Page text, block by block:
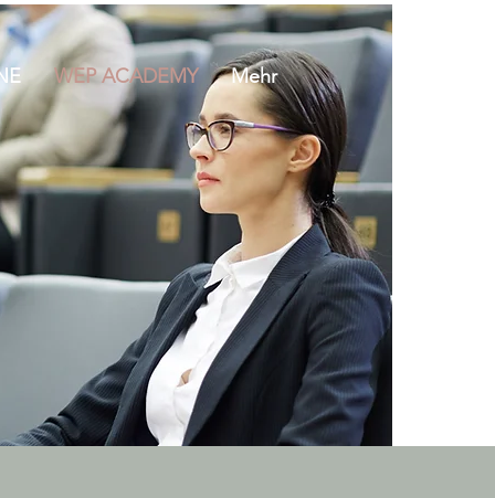
WEP ACADEMY Mehr